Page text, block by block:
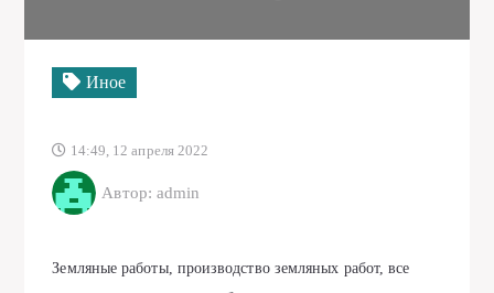
Иное
14:49, 12 апреля 2022
Автор: admin
Земляные работы, производство земляных работ, все